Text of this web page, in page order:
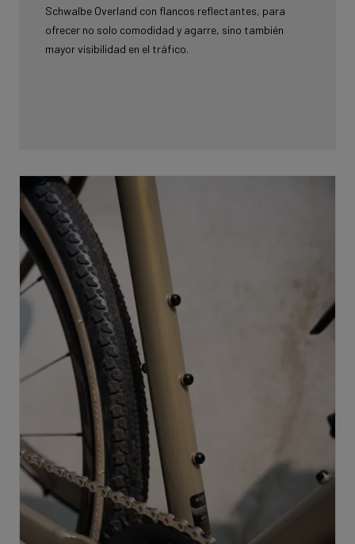
Schwalbe Overland con flancos reflectantes, para
ofrecer no solo comodidad y agarre, sino también
mayor visibilidad en el tráfico.